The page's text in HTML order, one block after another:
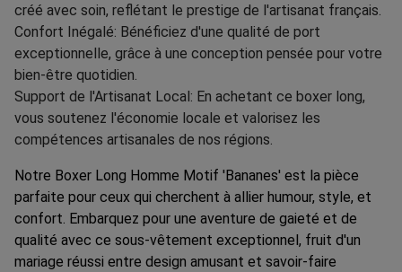
créé avec soin, reflétant le prestige de l'artisanat français.
Confort Inégalé: Bénéficiez d'une qualité de port
exceptionnelle, grâce à une conception pensée pour votre
bien-être quotidien.
Support de l'Artisanat Local: En achetant ce boxer long,
vous soutenez l'économie locale et valorisez les
compétences artisanales de nos régions.
Notre Boxer Long Homme Motif 'Bananes' est la pièce
parfaite pour ceux qui cherchent à allier humour, style, et
confort. Embarquez pour une aventure de gaieté et de
qualité avec ce sous-vêtement exceptionnel, fruit d'un
mariage réussi entre design amusant et savoir-faire